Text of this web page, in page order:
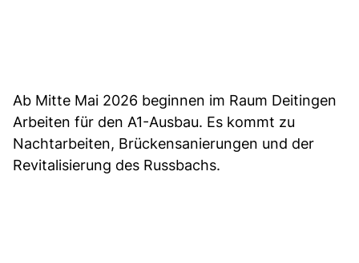
Ab Mitte Mai 2026 beginnen im Raum Deitingen
Arbeiten für den A1-Ausbau. Es kommt zu
Nachtarbeiten, Brückensanierungen und der
Revitalisierung des Russbachs.